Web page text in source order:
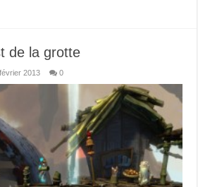
de la grotte
2013 0